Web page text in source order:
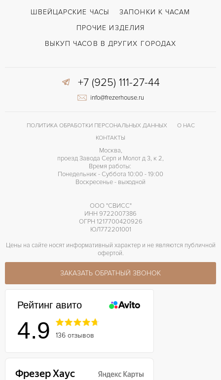
ДЛИНА БРАСЛЕТА, ДЛИННАЯ СТОРОНА
Отделка драгоценными камнями
ШВЕЙЦАРСКИЕ ЧАСЫ
ЗАПОНКИ К ЧАСАМ
ПРОЧИЕ ИЗДЕЛИЯ
ВЫКУП ЧАСОВ В ДРУГИХ ГОРОДАХ
+7 (925) 111-27-44
info@frezerhouse.ru
ПОЛИТИКА ОБРАБОТКИ ПЕРСОНАЛЬНЫХ ДАННЫХ
О НАС
КОНТАКТЫ
Москва,
проезд Завода Серп и Молот д 3, к 2,
Время работы:
Понедельник - Суббота 10:00 - 19:00
Воскресенье - выходной
ООО "СВИСС"
ИНН 9722007386
ОГРН 1217700420926
ЮЛ772201001
Цены на сайте носят информативный характер и не являются публичной
офертой.
ЗАКАЗАТЬ ОБРАТНЫЙ ЗВОНОК
Рейтинг авито
4.9 136 отзывов